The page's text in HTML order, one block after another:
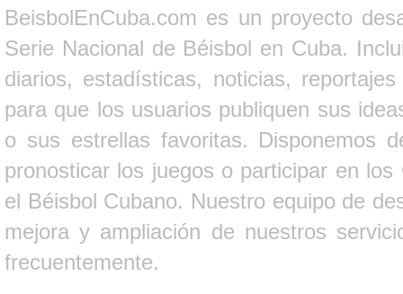
BeisbolEnCuba.com es un proyecto
Serie Nacional de Béisbol en Cuba.
diarios, estadísticas, noticias,
para que los usuarios publiquen sus
o sus estrellas favoritas. Disponemos
pronosticar los juegos o participar en
el Béisbol Cubano. Nuestro equipo de
mejora y ampliación de nuestros
frecuentemente.